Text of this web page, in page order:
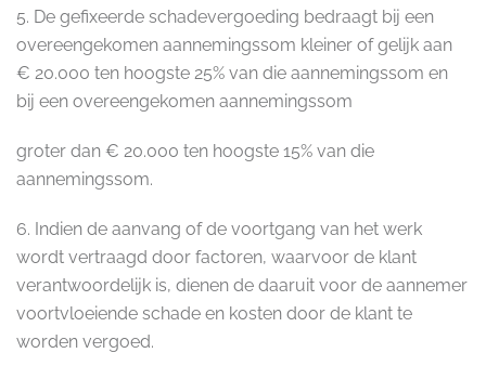
5. De gefixeerde schadevergoeding bedraagt bij een
overeengekomen aannemingssom kleiner of gelijk aan
€ 20.000 ten hoogste 25% van die aannemingssom en
bij een overeengekomen aannemingssom
groter dan € 20.000 ten hoogste 15% van die
aannemingssom.
6. Indien de aanvang of de voortgang van het werk
wordt vertraagd door factoren, waarvoor de klant
verantwoordelijk is, dienen de daaruit voor de aannemer
voortvloeiende schade en kosten door de klant te
worden vergoed.